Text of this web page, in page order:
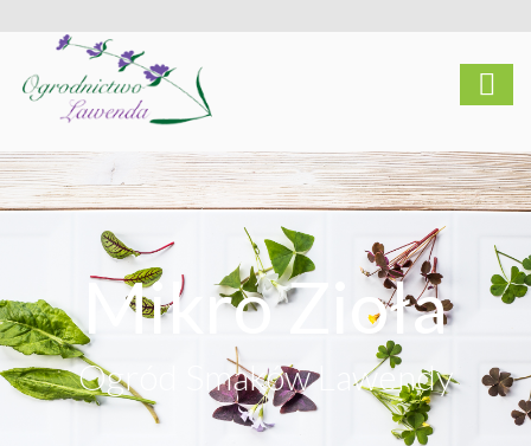
Mikro Zioła
Ogród Smaków Lawendy